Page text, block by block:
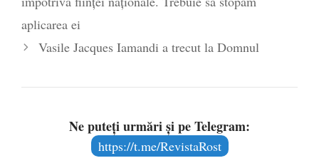
aplicarea ei
Vasile Jacques Iamandi a trecut la Domnul
Ne puteți urmări și pe Telegram:
https://t.me/RevistaRost